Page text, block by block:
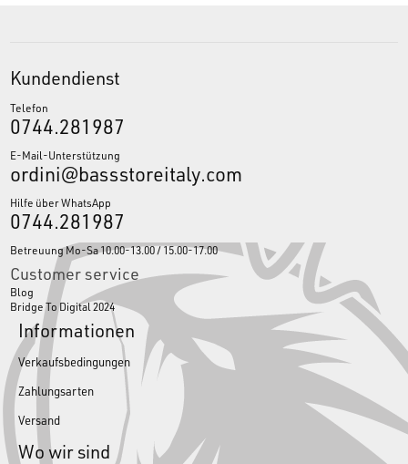
Kundendienst
Telefon
0744.281987
E-Mail-Unterstützung
ordini@bassstoreitaly.com
Hilfe über WhatsApp
0744.281987
Betreuung Mo-Sa 10.00-13.00 / 15.00-17.00
Customer service
Blog
Bridge To Digital 2024
Informationen
Verkaufsbedingungen
Zahlungsarten
Versand
Wo wir sind